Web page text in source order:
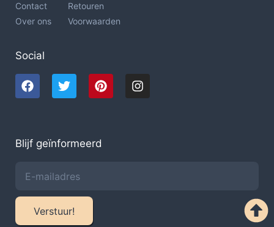
Contact
Over ons
Retouren
Voorwaarden
Social
Blijf geïnformeerd
Verstuur!